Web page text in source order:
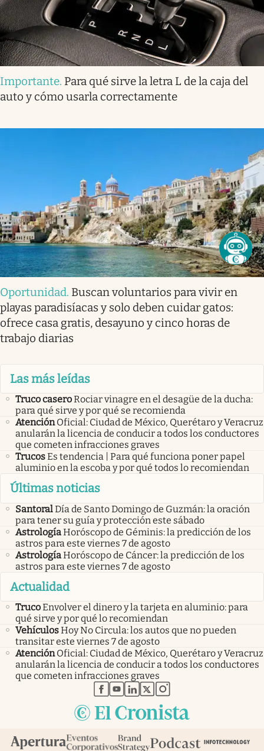
Importante. Para qué sirve la letra L de la caja del
auto y cómo usarla correctamente
Oportunidad. Buscan voluntarios para vivir en
playas paradisíacas y solo deben cuidar gatos:
ofrece casa gratis, desayuno y cinco horas de
trabajo diarias
Las más leídas
Truco caseroRociar vinagre en el desagüe de la ducha:
para qué sirve y por qué se recomienda
Atención Oficial: Ciudad de México, Querétaro y Veracruz
anularán la licencia de conducir a todos los conductores
que cometen infracciones graves
TrucosEs tendencia | Para qué funciona poner papel
aluminio en la escoba y por qué todos lo recomiendan
Últimas noticias
SantoralDía de Santo Domingo de Guzmán: la oración
para tener su guía y protección este sábado
AstrologíaHoróscopo de Géminis: la predicción de los
astros para este viernes 7 de agosto
AstrologíaHoróscopo de Cáncer: la predicción de los
astros para este viernes 7 de agosto
Actualidad
TrucoEnvolver el dinero y la tarjeta en aluminio: para
qué sirve y por qué lo recomiendan
VehículosHoy No Circula: los autos que no pueden
transitar este viernes 7 de agosto
Atención Oficial: Ciudad de México, Querétaro y Veracruz
anularán la licencia de conducir a todos los conductores
que cometen infracciones graves
abre en nueva pestaña
abre en nueva pestaña
abre en nueva pestaña
abre en nueva pestaña
abre en nueva pestaña